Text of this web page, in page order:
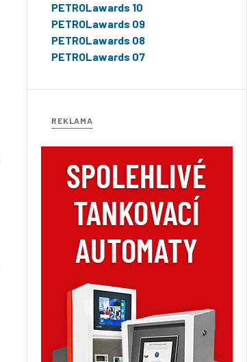
PETROLawards 10
PETROLawards 09
PETROLawards 08
PETROLawards 07
REKLAMA